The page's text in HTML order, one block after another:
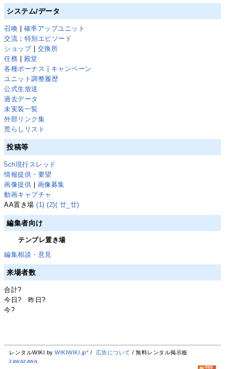
システム/データ
召喚
確率アップユニット
交流 ： 特別エピソード
ショップ| 交換所
任務
殿堂
各種ボーナス | キャンペーン
ユニット調整履歴
公式生放送
過去データ
未実装一覧
外部リンク集
荒らしリスト
投稿等
5ch現行スレッド
情報提供・要望
画像提供
画像募集
動画キャプチャ
AA置き場(1) (2)( 廿_廿)
編集者向け
テンプレ置き場
編集相談・意見
来場者数
合計?
今日? 昨日?
今?
レンタルWIKI byWIKIWIKI.jp* / 広告について / 無料レンタル掲示板
zawazawa